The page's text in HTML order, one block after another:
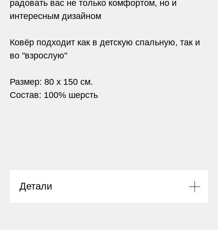
радовать вас не только комфортом, но и
интересным дизайном
Ковёр подходит как в детскую спальную, так и
во "взрослую"
Размер: 80 х 150 см.
Состав: 100% шерсть
Детали